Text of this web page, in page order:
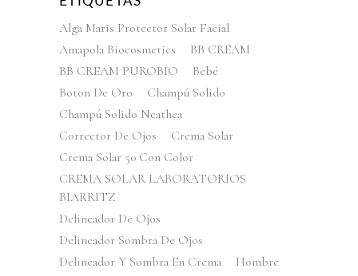
Alga Maris Protector Solar Facial
Amapola Biocosmetics
BB CREAM
BB CREAM PUROBIO
Bebé
Boton De Oro
Champú Solido
Champú Solido Neathea
Corrector De Ojos
Crema Solar
Crema Solar 50 Con Color
CREMA SOLAR LABORATORIOS
BIARRITZ
Delineador De Ojos
Delineador Sombra De Ojos
Delineador Y Sombra En Crema
Hombre